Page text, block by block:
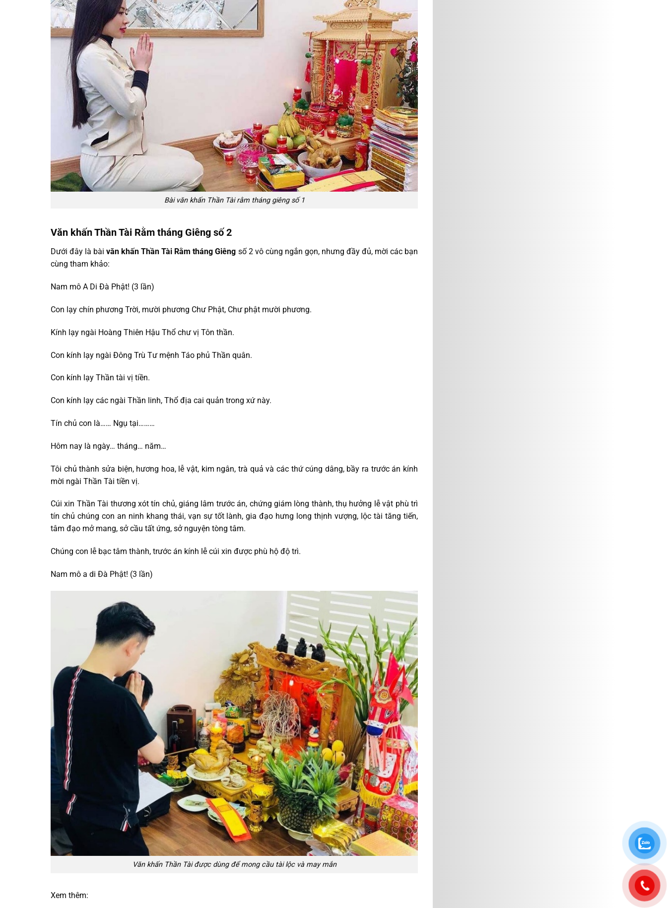
Bài văn khấn Thần Tài rằm tháng giêng số 1
Văn khấn Thần Tài Rằm tháng Giêng số 2
Dưới đây là bàivăn khấn Thần Tài Rằm tháng Giêng số 2 vô cùng ngắn gọn, nhưng đầy đủ, mời các bạn
cùng tham khảo:
Nam mô A Di Đà Phật! (3 lần)
Con lạy chín phương Trời, mười phương Chư Phật, Chư phật mười phương.
Kính lạy ngài Hoàng Thiên Hậu Thổ chư vị Tôn thần.
Con kính lạy ngài Đông Trù Tư mệnh Táo phủ Thần quân.
Con kính lạy Thần tài vị tiền.
Con kính lạy các ngài Thần linh, Thổ địa cai quản trong xứ này.
Tín chủ con là…… Ngụ tại………
Hôm nay là ngày… tháng… năm…
Tôi chủ thành sửa biện, hương hoa, lễ vật, kim ngân, trà quả và các thứ cúng dâng, bầy ra trước án kính
mời ngài Thần Tài tiền vị.
Cúi xin Thần Tài thương xót tín chủ, giáng lâm trước án, chứng giám lòng thành, thụ hưởng lễ vật phù trì
tín chủ chúng con an ninh khang thái, vạn sự tốt lành, gia đạo hưng long thịnh vượng, lộc tài tăng tiến,
tâm đạo mở mang, sở cầu tất ứng, sở nguyện tòng tâm.
Chúng con lễ bạc tâm thành, trước án kính lễ cúi xin được phù hộ độ trì.
Nam mô a di Đà Phật! (3 lần)
Văn khấn Thần Tài được dùng để mong cầu tài lộc và may mắn
Xem thêm: